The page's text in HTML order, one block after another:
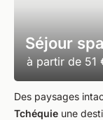
Séjour
à partir de 51
Des paysages
Tchéquie une